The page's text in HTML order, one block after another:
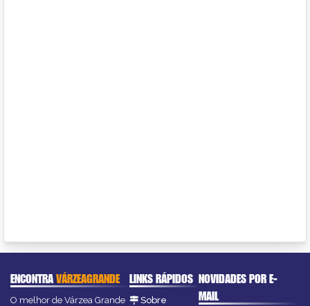
ENCONTRAVÁRZEAGRANDE
O melhor de Várzea Grande
LINKS RÁPIDOS
Sobre
NOVIDADES POR E-
MAIL